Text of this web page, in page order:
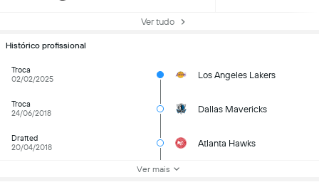
Ver tudo
Histórico profissional
Troca
02/02/2025
Los Angeles Lakers
Troca
24/06/2018
Dallas Mavericks
Drafted
20/04/2018
Atlanta Hawks
Ver mais